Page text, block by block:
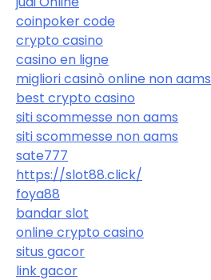
coinpoker code
crypto casino
casino en ligne
migliori casinò online non aams
best crypto casino
siti scommesse non aams
siti scommesse non aams
sate777
https://slot88.click/
foya88
bandar slot
online crypto casino
situs gacor
link gacor